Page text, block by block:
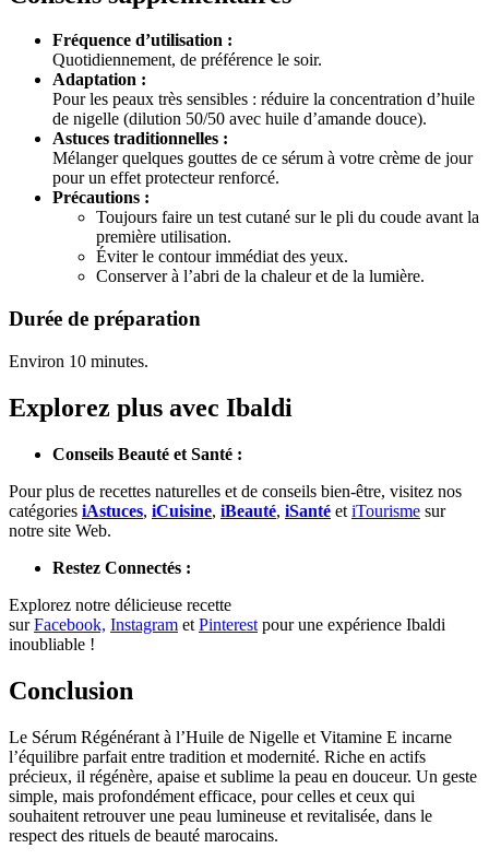
Fréquence d’utilisation :
Quotidiennement, de préférence le soir.
Adaptation :
Pour les peaux très sensibles : réduire la concentration d’huile
de nigelle (dilution 50/50 avec huile d’amande douce).
Astuces traditionnelles :
Mélanger quelques gouttes de ce sérum à votre crème de jour
pour un effet protecteur renforcé.
Précautions :
Toujours faire un test cutané sur le pli du coude avant la
première utilisation.
Éviter le contour immédiat des yeux.
Conserver à l’abri de la chaleur et de la lumière.
Durée de préparation
Environ 10 minutes.
Explorez plus avec Ibaldi
Conseils Beauté et Santé :
Pour plus de recettes naturelles et de conseils bien-être, visitez nos
catégories iAstuces, iCuisine, iBeauté, iSanté et iTourisme sur
notre site Web.
Restez Connectés :
Explorez notre délicieuse recette
surFacebook, Instagram et Pinterest pour une expérience Ibaldi
inoubliable !
Conclusion
Le Sérum Régénérant à l’Huile de Nigelle et Vitamine E incarne
l’équilibre parfait entre tradition et modernité. Riche en actifs
précieux, il régénère, apaise et sublime la peau en douceur. Un geste
simple, mais profondément efficace, pour celles et ceux qui
souhaitent retrouver une peau lumineuse et revitalisée, dans le
respect des rituels de beauté marocains.